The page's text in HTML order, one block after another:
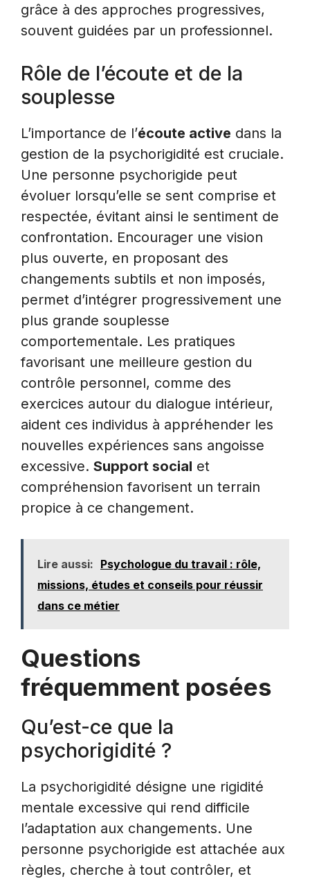
grâce à des approches progressives,
souvent guidées par un professionnel.
Rôle de l’écoute et de la
souplesse
L’importance de l’écoute active dans la
gestion de la psychorigidité est cruciale.
Une personne psychorigide peut
évoluer lorsqu’elle se sent comprise et
respectée, évitant ainsi le sentiment de
confrontation. Encourager une vision
plus ouverte, en proposant des
changements subtils et non imposés,
permet d’intégrer progressivement une
plus grande souplesse
comportementale. Les pratiques
favorisant une meilleure gestion du
contrôle personnel, comme des
exercices autour du dialogue intérieur,
aident ces individus à appréhender les
nouvelles expériences sans angoisse
excessive. Support social et
compréhension favorisent un terrain
propice à ce changement.
Lire aussi: Psychologue du travail : rôle,
missions, études et conseils pour réussir
dans ce métier‍
Questions
fréquemment posées
Qu’est-ce que la
psychorigidité ?
La psychorigidité désigne une rigidité
mentale excessive qui rend difficile
l’adaptation aux changements. Une
personne psychorigide est attachée aux
règles, cherche à tout contrôler, et